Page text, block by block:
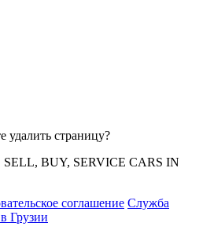
удалить страницу?
BUY, SERVICE CARS IN
соглашение Служба
Грузии